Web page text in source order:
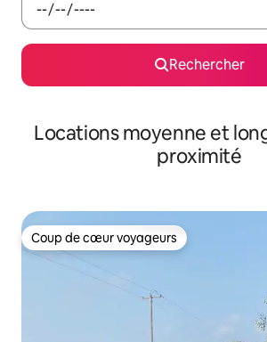
Rechercher
Locations moyenne et
proximité
Coup de cœur voyageurs
Coup de cœur voyageurs